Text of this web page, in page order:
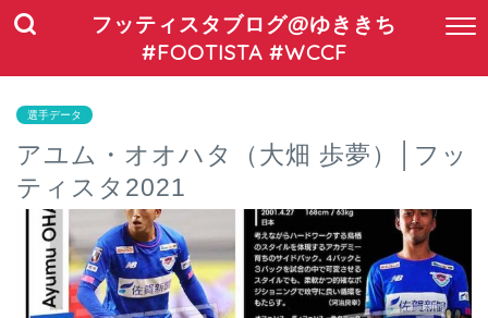
フッティスタブログ@ゆききち
#FOOTISTA #WCCF
選手データ
アユム・オオハタ（大畑 歩夢）│フッ
ティスタ2021